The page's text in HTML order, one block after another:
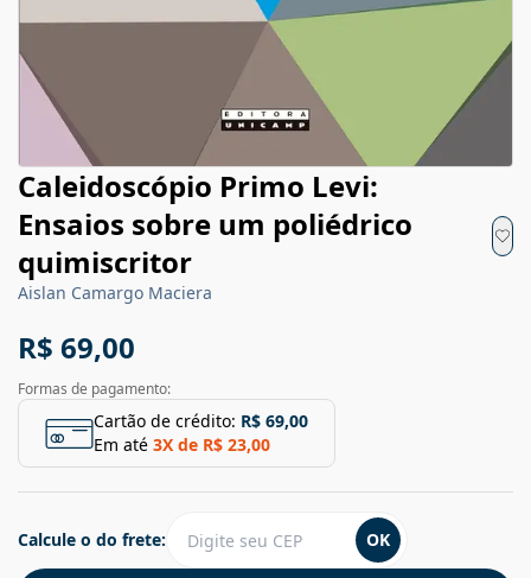
Caleidoscópio Primo Levi:
Ensaios sobre um poliédrico
quimiscritor
Aislan Camargo Maciera
R$ 69,00
Formas de pagamento:
Cartão de crédito: R$ 69,00
Em até 3X de R$ 23,00
Calcule o do frete: OK